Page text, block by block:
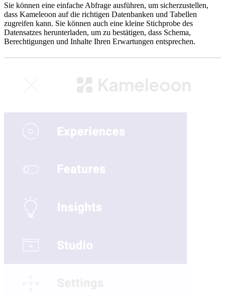
Sie können eine einfache Abfrage ausführen, um sicherzustellen,
dass Kameleoon auf die richtigen Datenbanken und Tabellen
zugreifen kann. Sie können auch eine kleine Stichprobe des
Datensatzes herunterladen, um zu bestätigen, dass Schema,
Berechtigungen und Inhalte Ihren Erwartungen entsprechen.